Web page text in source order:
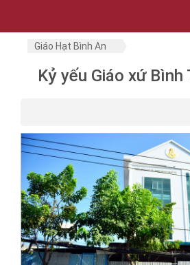
Giáo Hạt Bình An
Kỷ yếu Giáo xứ Bình